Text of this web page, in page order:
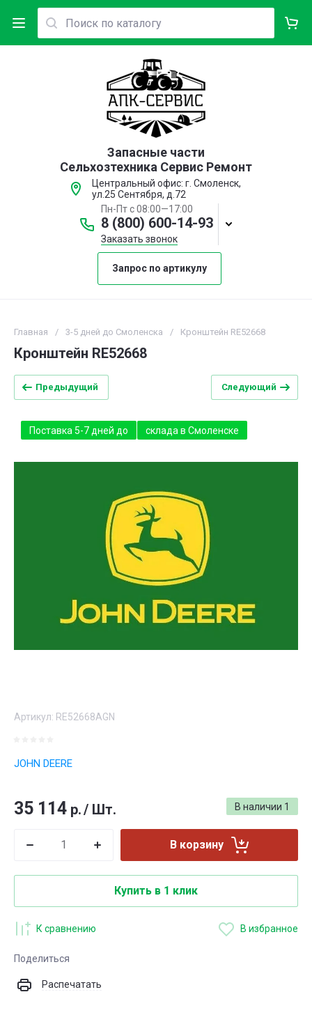
Запасные части
Сельхозтехника Сервис Ремонт
Центральный офис: г. Смоленск,
ул.25 Сентября, д.72
Пн-Пт с 08:00—17:00
8 (800) 600-14-93
Заказать звонок
Запрос по артикулу
Главная / 3-5 дней до Смоленска / Кронштейн RE52668
Кронштейн RE52668
Предыдущий Следующий
Поставка 5-7 дней до склада в Смоленске
Артикул: RE52668AGN
JOHN DEERE
В наличии 1
35 114 р./ Шт.
В корзину
Купить в 1 клик
К сравнению В избранное
Поделиться
Распечатать